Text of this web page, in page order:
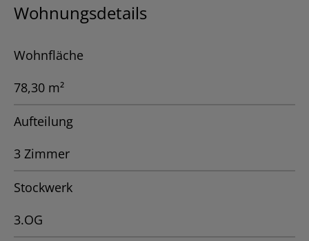
Wohnungsdetails
Wohnfläche
78,30 m²
Aufteilung
3 Zimmer
Stockwerk
3.OG